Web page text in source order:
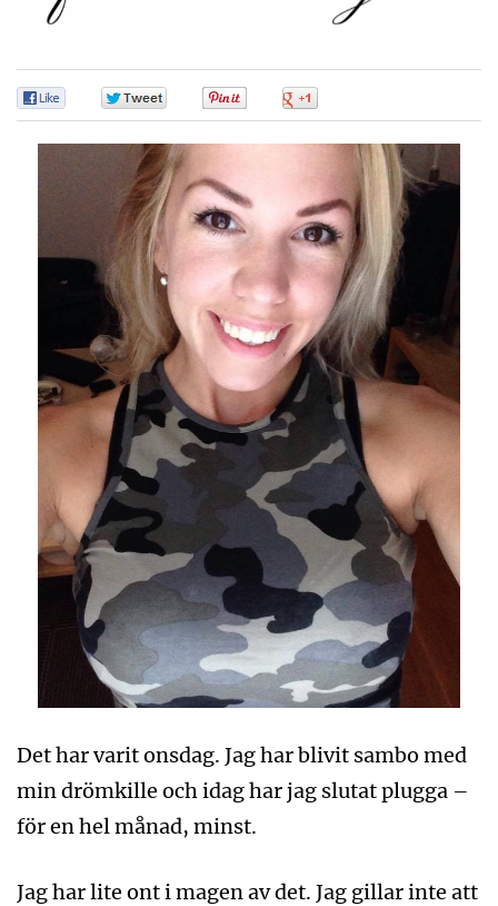
Det har varit onsdag. Jag har blivit sambo med
min drömkille och idag har jag slutat plugga –
för en hel månad, minst.
Jag har lite ont i magen av det. Jag gillar inte att